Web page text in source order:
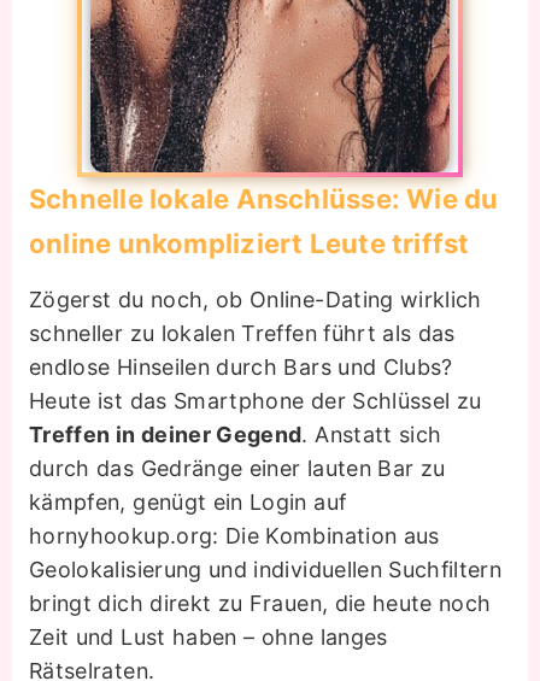
Schnelle lokale Anschlüsse: Wie du
online unkompliziert Leute triffst
Zögerst du noch, ob Online-Dating wirklich
schneller zu lokalen Treffen führt als das
endlose Hinseilen durch Bars und Clubs?
Heute ist das Smartphone der Schlüssel zu
Treffen in deiner Gegend. Anstatt sich
durch das Gedränge einer lauten Bar zu
kämpfen, genügt ein Login auf
hornyhookup.org: Die Kombination aus
Geolokalisierung und individuellen Suchfiltern
bringt dich direkt zu Frauen, die heute noch
Zeit und Lust haben – ohne langes
Rätselraten.